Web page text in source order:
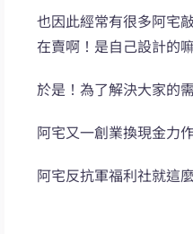
也因此經常有很多阿宅
在賣啊！是自己設計的嘛
於是！為了解決大家的
阿宅又一創業換現金力作
阿宅反抗軍福利社就這